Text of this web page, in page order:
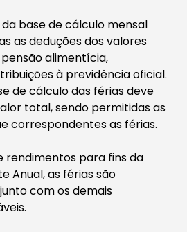
base de cálculo mensal
as deduções dos valores
alimentícia,
à previdência oficial.
de cálculo das férias deve
total, sendo permitidas as
correspondentes as férias.
rendimentos para fins da
Anual, as férias são
com os demais